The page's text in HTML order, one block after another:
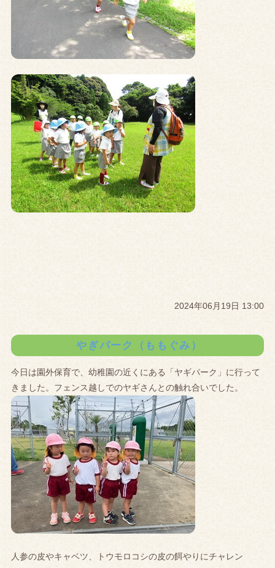
2024年06月19日 13:00
やぎパーク（ももぐみ）
今日は園外保育で、幼稚園の近くにある「ヤギパーク」に行って
きました。フェンス越しでのヤギさんとの触れ合いでした。
人参の皮やキャベツ、トウモロコシの皮の餌やりにチャレン